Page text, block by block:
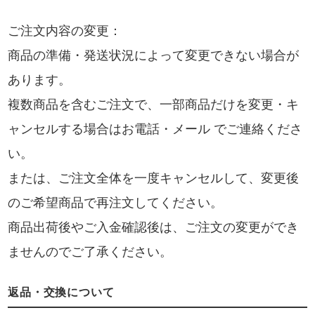
ご注文内容の変更：
商品の準備・発送状況によって変更できない場合が
あります。
複数商品を含むご注文で、一部商品だけを変更・キ
ャンセルする場合はお電話・メール でご連絡くださ
い。
または、ご注文全体を一度キャンセルして、変更後
のご希望商品で再注文してください。
商品出荷後やご入金確認後は、ご注文の変更ができ
ませんのでご了承ください。
返品・交換について